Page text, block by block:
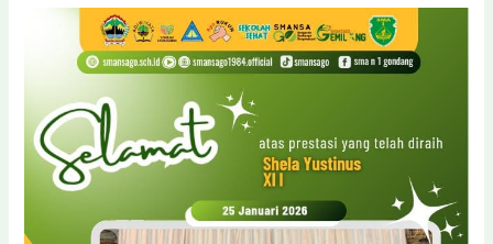
Tim
Futsal
Putri
SMANSAGO